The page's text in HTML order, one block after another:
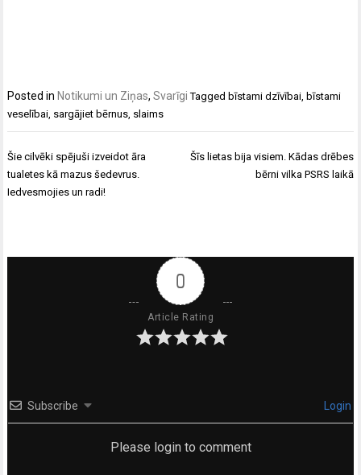
Posted in Notikumi un Ziņas,Svarīgi Tagged bīstami dzīvībai, bīstami
veselībai, sargājiet bērnus, slaims
Ziņu
izvēlne
Šie cilvēki spējuši izveidot āra
tualetes kā mazus šedevrus.
Iedvesmojies un radi!
Šīs lietas bija visiem. Kādas drēbes
bērni vilka PSRS laikā
0
Article Rating
Subscribe Login
Please login to comment